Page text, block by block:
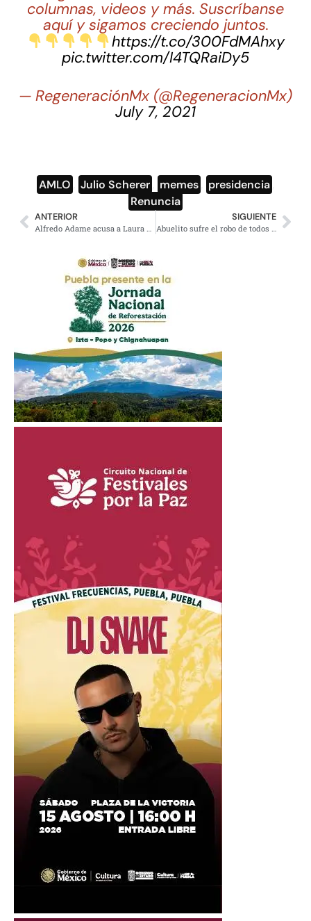
columnas, videos y más. Suscríbanse
aquí y sigamos creciendo juntos.
https://t.co/300FdMAhxy
pic.twitter.com/I4TQRaiDy5
— RegeneraciónMx (@RegeneracionMx)
July 7, 2021
AMLO Julio Scherer memes presidencia
Renuncia
ANTERIOR SIGUIENTE